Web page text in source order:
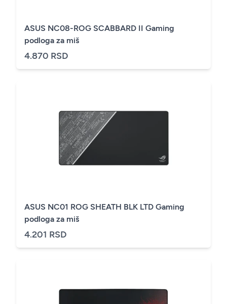
ASUS NC08-ROG SCABBARD II Gaming
podloga za miš
4.870 RSD
ASUS NC01 ROG SHEATH BLK LTD Gaming
podloga za miš
4.201 RSD